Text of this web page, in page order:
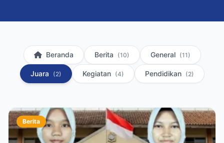
Beranda Berita (10) General (11)
Juara (2) Kegiatan (4) Pendidikan (2)
Berita